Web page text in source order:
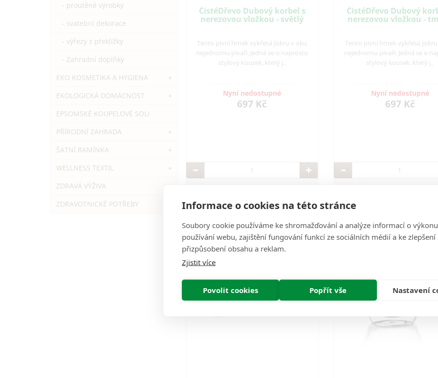
Informace o cookies na této stránce
Soubory cookie používáme ke shromažďování a analýze informací o
používání webu, zajištění fungování funkcí ze sociálních médií a ke zlepšení
přizpůsobení obsahu a reklam.
Zjistit více
Povolit cookies Popřít vše Nastavení
- proutěné výrobky
- svatební dekorace
- výřezy z překlížky
- Zahradní doplňky
EKO KOSMETIKA A HYGIENA
+
EKOLOGICKÁ DOMÁCNOST
+
EPSOMSKÉ KOUPELOVÉ SOLI
PŘÍRODNÍ ZAHRADA
+
ŠATNÍ RAMÍNKA
+
WELLNESS TEXTIL
+
ZDRAVÁ VÝŽIVA
ZDRAVOTNICKÉ POTŘEBY
ČistéDřevo Dubový korbel s
nerezovou vložkou - světlý
Tento pivní hrnek vykřesá jiskru v oku
nejednomu pivaři. Jedná se o naprosto
stylový kousek, který j..
Nyní nedostupné
697 Kč
ČistéDřevo Dubový
nerezovou vložkou -
Tento pivní hrnek vykřesá
nejednomu pivaři. Jedná se o
stylový kousek, který j..
Nyní nedostupné
697 Kč